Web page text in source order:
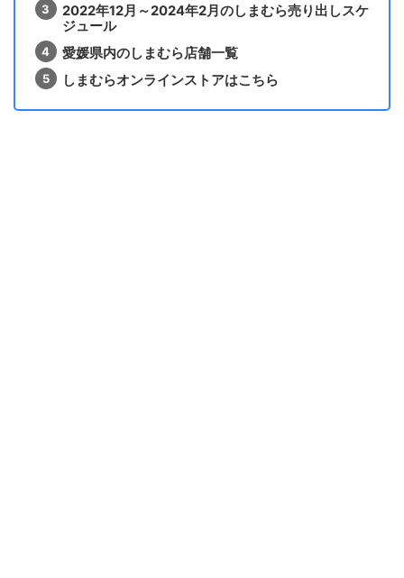
2022年12月～2024年2月のしまむら売り出しスケ
ジュール
愛媛県内のしまむら店舗一覧
しまむらオンラインストアはこちら